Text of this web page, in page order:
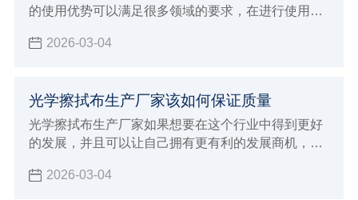
的使用优势可以满足很多领域的要求，在进行使用的
的使用体验能够发挥出更好的功能性，大众消费者在
景非常广阔，但是竞争力也是非常激烈，如果想要得
到大众消费者的支持和认可，并且能够给予非常高的
好评，一定要注意下面这些提高竞争力的方法。
2026-03-04
光学擦拭布生产厂家该如何保证质量
光学擦拭布生产厂家如果想要在这个行业中得到更好
的发展，并且可以让自己拥有更有利的发展商机，建
个行业的发展动态，最重要的是了解大众消费者的需
2026-03-04